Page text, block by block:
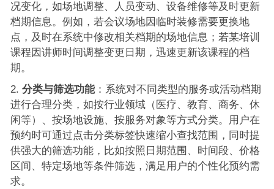
况变化，如场地调整、人员变动、设备维修等及时更新
档期信息。例如，若会议场地因临时装修需要更换地
点，及时在系统中修改相关档期的场地信息；若某培训
课程因讲师时间调整变更日期，迅速更新该课程的档
期。
分类与筛选功能：系统对不同类型的服务或活动档期
进行合理分类，如按行业领域（医疗、教育、商务、休
闲等）、按场地设施、按服务对象等方式分类。用户在
预约时可通过点击分类标签快速缩小查找范围，同时提
供强大的筛选功能，比如按照日期范围、时间段、价格
区间、特定场地等条件筛选，满足用户的个性化预约需
求。